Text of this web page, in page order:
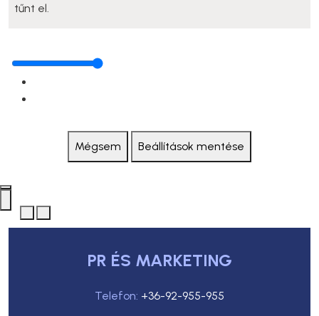
tűnt el.
Mégsem Beállítások mentése
PR ÉS MARKETING
Telefon: +36-92-955-955